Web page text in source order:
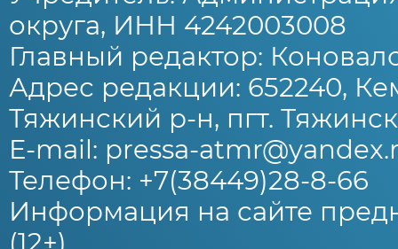
округа, ИНН 4242003008
Главный редактор:
Адрес редакции: 652240,
Тяжинский р-н, пгт.
E-mail: pressa-
Телефон: +7(38449)28-8-66
Информация на сайте
(12+)